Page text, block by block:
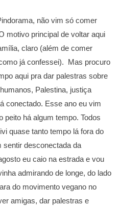
não vim só comer
motivo principal de voltar aqui
claro (além de comer
já confessei). Mas procuro
aqui pra dar palestras sobre
Palestina, justiça
conectado. Esse ano eu vim
peito há algum tempo. Todos
quase tanto tempo lá fora do
sentir desconectada da
eu caio na estrada e vou
admirando de longe, do lado
do movimento vegano no
amigas, dar palestras e